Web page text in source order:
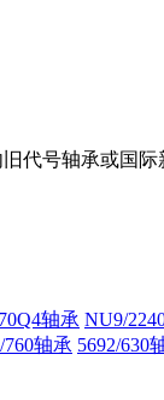
代号轴承或国
轴承 NU9/
760轴承 5692/630